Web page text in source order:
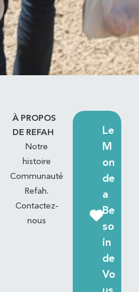
À PROPOS
DE REFAH
Notre
histoire
Communauté
Refah.
Contactez-
nous
Le
M
on
de
a
Be
so
in
de
Vo